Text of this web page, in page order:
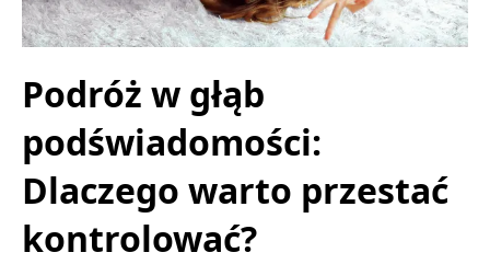
Podróż w głąb
podświadomości:
Dlaczego warto przestać
kontrolować?